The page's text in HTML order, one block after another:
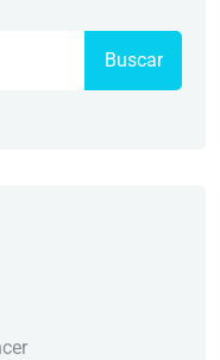
Buscar